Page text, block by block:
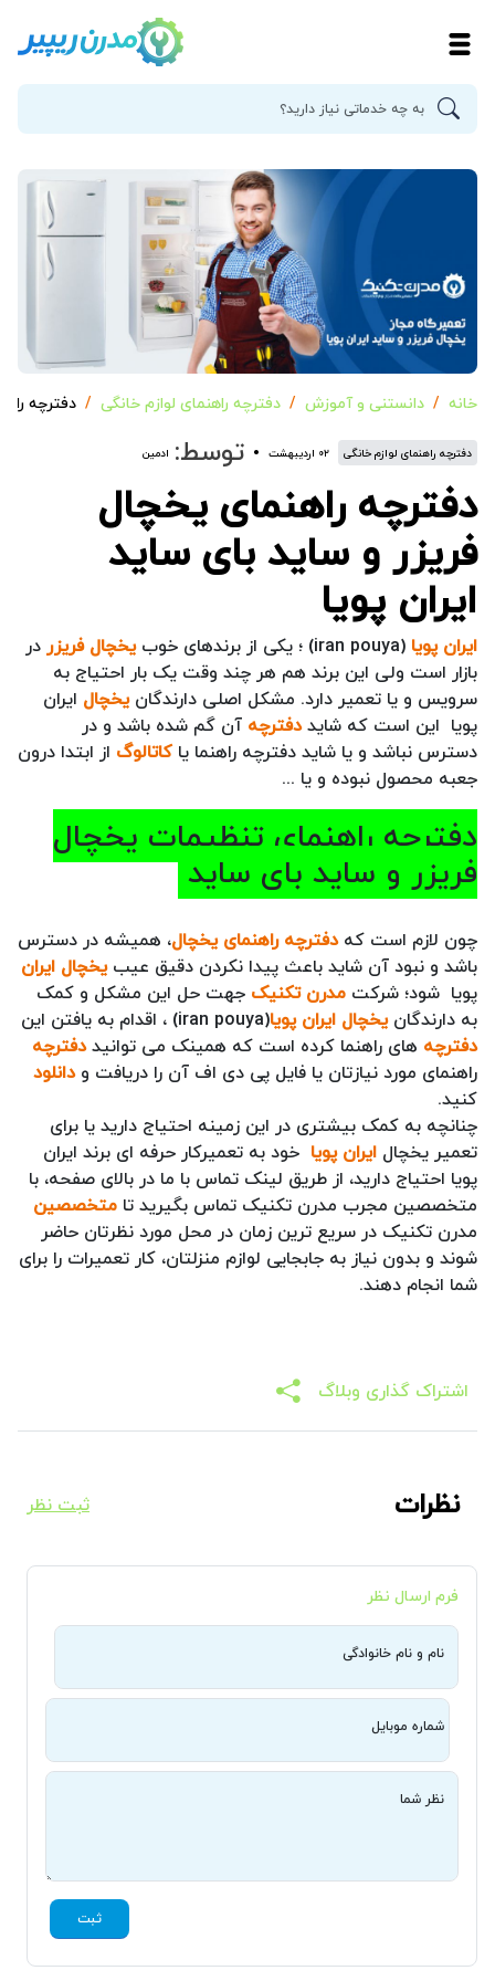
خانه دانستنی و آموزش دفترچه راهنمای لوازم خانگی دفترچه
دفترچه راهنمای لوازم خانگی ۰۲ اردیبهشت توسط: ادمین
دفترچه راهنمای یخچال
فریزر و ساید بای ساید
ایران پویا
ایران پویا (iran pouya) ؛ یکی از برندهای خوب یخچال فریزردر
بازار است ولی این برند هم هر چند وقت یک بار احتیاج به
سرویس و یا تعمیر دارد. مشکل اصلی دارندگانیخچال ایران
پویا این است که شایددفترچه آن گم شده باشد و در
دسترس نباشد و یا شاید دفترچه راهنما یاکاتالوگ از ابتدا درون
جعبه محصول نبوده و یا ...
دفترچه راهنمای تنظیمات یخچال
فریزر و ساید بای ساید
چون لازم است کهدفترچه راهنمای یخچال، همیشه در دسترس
باشد و نبود آن شاید باعث پیدا نکردن دقیق عیبیخچال ایران
پویا شود؛ شرکت مدرن تکنیک جهت حل این مشکل و کمک
به دارندگانیخچال ایران پویا(iran pouya) ، اقدام به یافتن این
دفترچه های راهنما کرده است که همینک می توانیددفترچه
راهنمای مورد نیازتان یا فایل پی دی اف آن را دریافت ودانلود
کنید.
چنانچه به کمک بیشتری در این زمینه احتیاج دارید یا برای
تعمیر یخچال ایران پویا خود به تعمیرکار حرفه ای برند ایران
پویا احتیاج دارید، از طریق لینک تماس با ما در بالای صفحه، با
متخصصین مجرب مدرن تکنیک تماس بگیرید تا متخصصین
مدرن تکنیک در سریع ترین زمان در محل مورد نظرتان حاضر
شوند و بدون نیاز به جابجایی لوازم منزلتان، کار تعمیرات را برای
شما انجام دهند.
اشتراک گذاری وبلاگ
نظرات ثبت نظر
فرم ارسال نظر
نام و نام خانوادگی
شماره موبایل
نظر شما
ثبت